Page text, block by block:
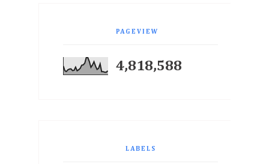
PAGEVIEW
4,818,588
LABELS